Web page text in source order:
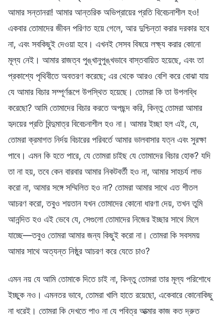
আমার সন্তানরা! আমার আন্তরিক অভিপ্রায়ের প্রতি বিবেচনাশীল হও!
একবার তোমাদের জীবন পরিণত হয়ে গেলে, আর দুশ্চিন্তা করার দরকার হবে
না, এবং সবকিছুই দেওয়া হবে। এখনই সেসব বিষয়ে লক্ষ্য করার কোনো
মূল্য নেই। আমার রাজত্ব পুঙ্খানুপুঙ্খভাবে বাস্তবায়িত হয়েছে, এবং তা
প্রকাশ্যে পৃথিবীতে অবতরণ করেছে; এর থেকে আরও বেশি করে বোঝা যায়
যে আমার বিচার সম্পূর্ণরূপে উপস্থিত হয়েছে। তোমরা কি তা উপলব্ধি
করেছো? আমি তোমাদের বিচার করতে অপছন্দ করি, কিন্তু তোমরা আমার
হৃদয়ের প্রতি বিন্দুমাত্র বিবেচনাশীল হও না। আমার ইচ্ছা হল এই, যে,
তোমরা ক্রমাগত নির্দয় বিচারের পরিবর্তে আমার ভালবাসার যত্ন এবং সুরক্ষা
পাবে। এমন কি হতে পারে, যে তোমরা চাইছ যে তোমাদের বিচার হোক? যদি
তা না হয়, তবে কেন বারবার আমার নিকটবর্তী হও না, আমার সাহচর্য লাভ
করো না, আমার সঙ্গে সম্মিলিত হও না? তোমরা আমার সাথে এত শীতল
আচরণ করো, তবুও শয়তান যখন তোমাদের কোনো ধারণা দেয়, তখন তুমি
আনন্দিত হও এই ভেবে যে, সেগুলো তোমাদের নিজের ইচ্ছার সাথে মিলে
যাচ্ছে—তবুও তোমরা আমার জন্য কিছুই করো না। তোমরা কি সবসময়
আমার সাথে অত্যন্ত নিষ্ঠুর আচরণ করে যেতে চাও?
এমন নয় যে আমি তোমাকে দিতে চাই না, কিন্তু তোমরা তার মূল্য পরিশোধে
ইচ্ছুক নও। এমনতর ভাবে, তোমরা খালি হাতে রয়েছো, একেবারে কোনোকিছু
না ধরেই। তোমরা কি দেখতে পাও না যে পবিত্র আত্মার কাজ কত দ্রুত